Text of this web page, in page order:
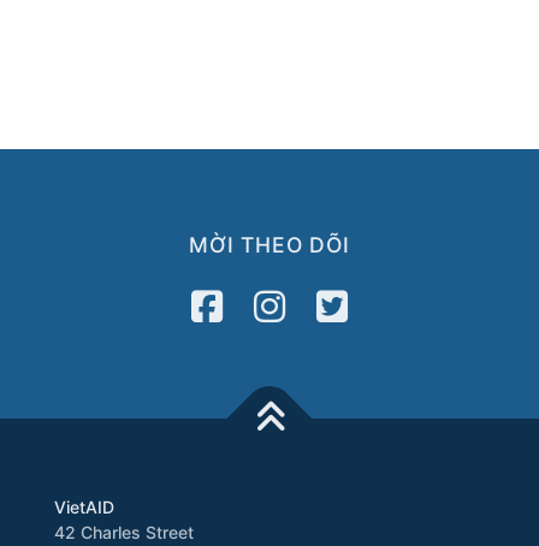
MỜI THEO DÕI
VietAID
42 Charles Street